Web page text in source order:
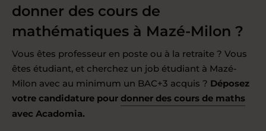
donner des cours de
mathématiques à Mazé-Milon ?
Vous êtes professeur en poste ou à la retraite ? Vous
êtes étudiant, et cherchez un job étudiant à Mazé-
Milon avec au minimum un BAC+3 acquis ? Déposez
votre candidature pour donner des cours de maths
avec Acadomia.